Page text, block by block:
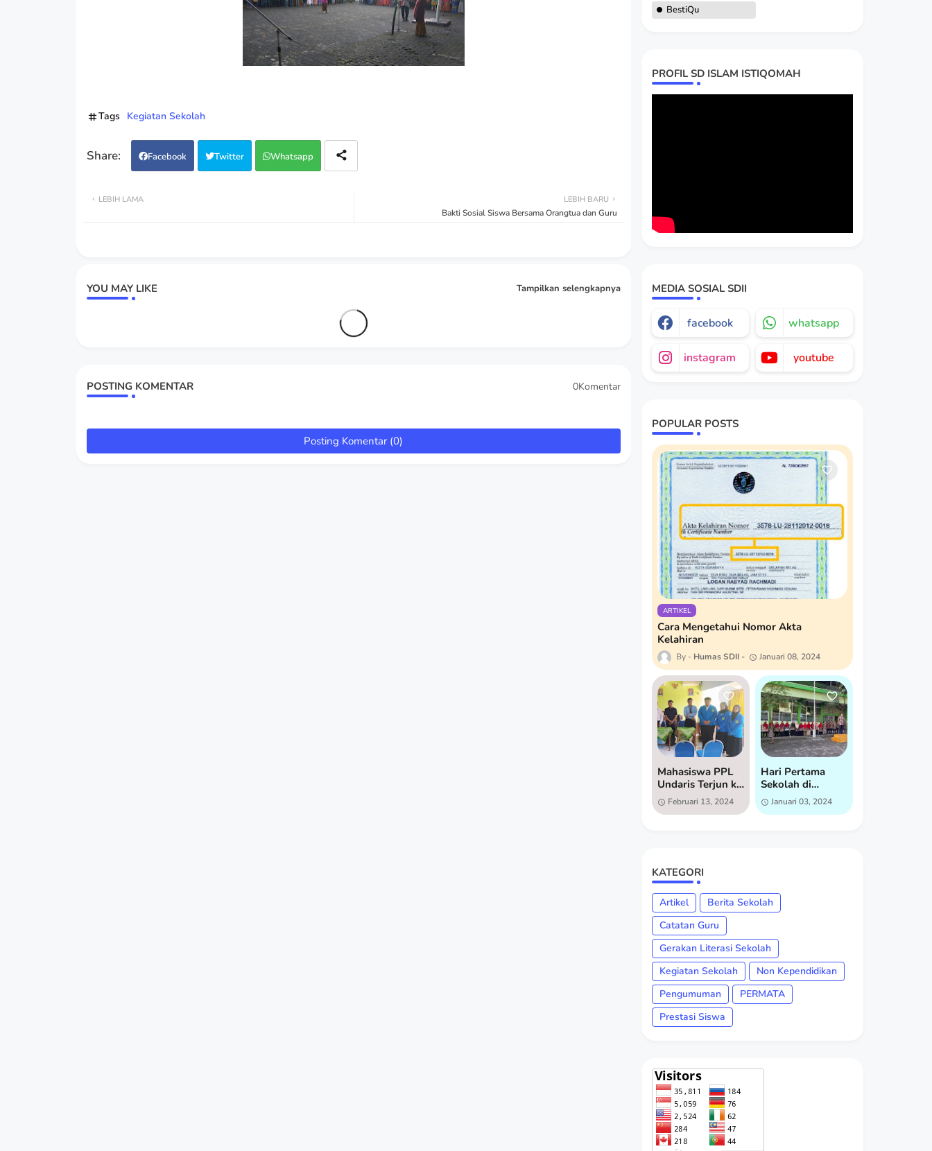
Tags Kegiatan Sekolah
Facebook Twitter Whatsapp
LEBIH BARU
Bakti Sosial Siswa Bersama Orangtua dan Guru
LEBIH LAMA
YOU MAY LIKE Tampilkan selengkapnya
POSTING KOMENTAR 0Komentar
Posting Komentar (0)
BestiQu
PROFIL SD ISLAM ISTIQOMAH
MEDIA SOSIAL SDII
facebook whatsapp
instagram youtube
POPULAR POSTS
ARTIKEL
Cara Mengetahui Nomor Akta
Kelahiran
Humas SDII Januari 08, 2024
Mahasiswa PPL
Undaris Terjun ke
SD Islam
Istiqomah untuk
Februari 13, 2024
Hari Pertama
Sekolah di
Semester 2:
Semangat Baru di
Januari 03, 2024
KATEGORI
Artikel
Berita Sekolah
Catatan Guru
Gerakan Literasi Sekolah
Kegiatan Sekolah
Non Kependidikan
Pengumuman
PERMATA
Prestasi Siswa